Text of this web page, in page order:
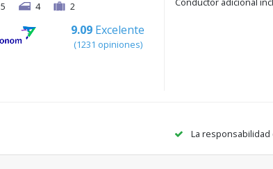
5
4 2
9.09 Excelente
(1231 opiniones)
La responsabilidad